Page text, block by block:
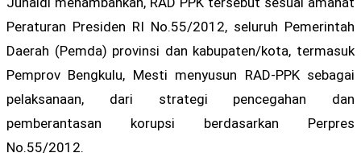
Peraturan Presiden RI No.55/2012, seluruh Pemerintah
Daerah (Pemda) provinsi dan kabupaten/kota, termasuk
Pemprov Bengkulu, Mesti menyusun RAD-PPK sebagai
pelaksanaan, dari strategi pencegahan dan
pemberantasan korupsi berdasarkan Perpres
No.55/2012.